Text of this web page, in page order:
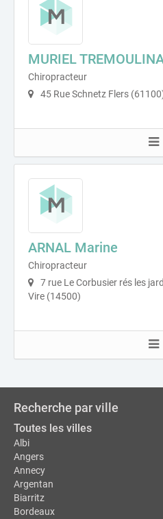
MURIEL
Chiropracteur
45 Rue Schnetz Flers
ARNAL Marine
Chiropracteur
7 rue Le Corbusier rés les
Vire (14500)
Recherche par ville
Toutes les villes
Albi
Angers
Annecy
Argentan
Biarritz
Bordeaux